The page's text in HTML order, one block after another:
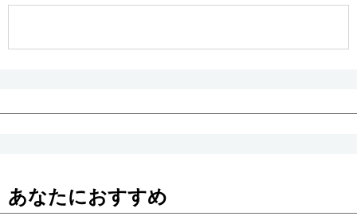
あなたにおすすめ